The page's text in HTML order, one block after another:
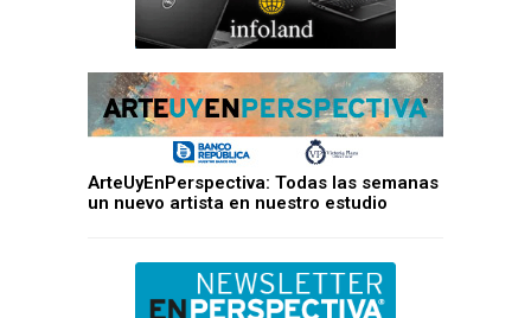
ArteUyEnPerspectiva: Todas las semanas
un nuevo artista en nuestro estudio